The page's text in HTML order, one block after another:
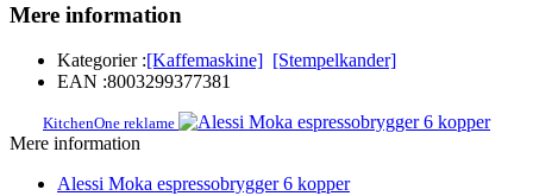
Mere information
Kategorier :[Kaffemaskine] [Stempelkander]
EAN :8003299377381
KitchenOne reklame
Mere information
Alessi Moka espressobrygger 6 kopper